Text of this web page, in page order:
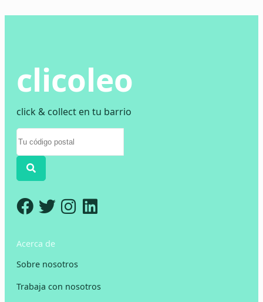
clicoleo
click & collect en tu barrio
Acerca de
Sobre nosotros
Trabaja con nosotros